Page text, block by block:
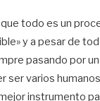
todo es un
y a pesar de
pasando por un
ser varios
instrumento